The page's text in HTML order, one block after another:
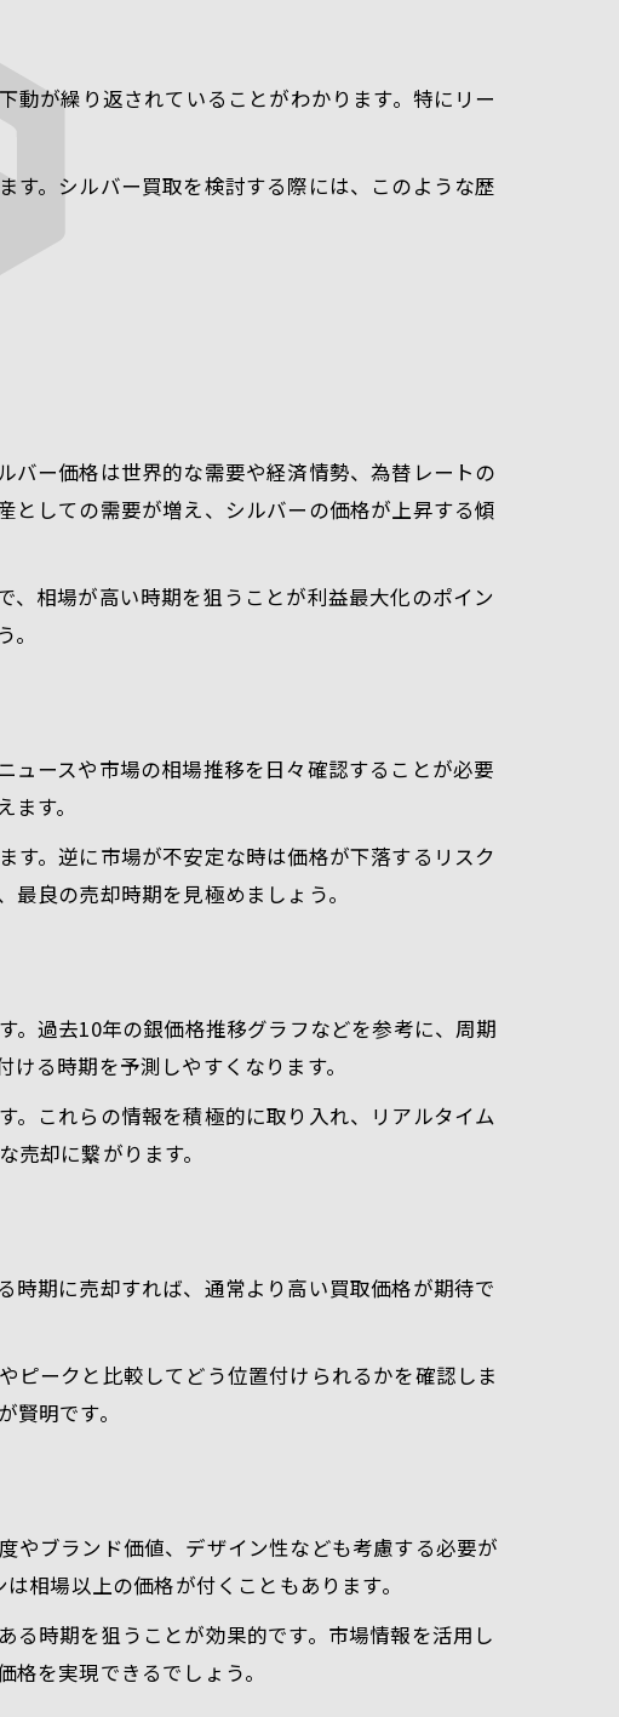
要性が繰り返されていることがわかります。特にリー
す。シルバー買取を検討する際には、このような歴
バー価格は世界的な需要や経済情勢、為替レートの
しての需要が増え、シルバーの価格が上昇する傾
相場が高い時期を狙うことが利益最大化のポイン
ースや市場の相場推移を日々確認することが必要
す。
。逆に市場が不安定な時は価格が下落するリスク
良の売却時期を見極めましょう。
過去10年の銀価格推移グラフなどを参考に、周期
る時期を予測しやすくなります。
。これらの情報を積極的に取り入れ、リアルタイム
却に繋がります。
期に売却すれば、通常より高い買取価格が期待で
ピークと比較してどう位置付けられるかを確認しま
明です。
やブランド価値、デザイン性なども考慮する必要が
相場以上の価格が付くこともあります。
時期を狙うことが効果的です。市場情報を活用し
を実現できるでしょう。